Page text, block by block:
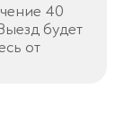
40
будет
от